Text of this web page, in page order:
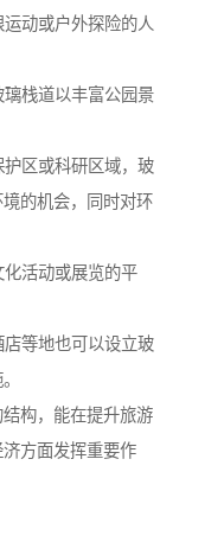
动或户外探险的人
栈道以丰富公园景
区或科研区域，玻
的机会，同时对环
活动或展览的平
等地也可以设立玻
构，能在提升旅游
方面发挥重要作